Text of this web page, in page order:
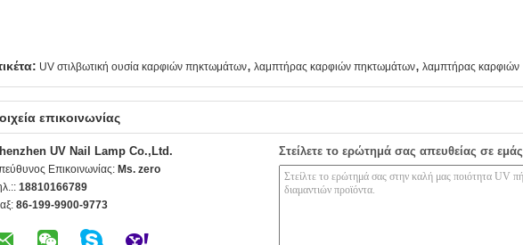
UV στιλβωτική ουσία καρφιών πηκτωμάτων, λαμπτήρας καρφιών πηκτωμάτων, λαμπτήρας καρφιών
επικοινωνίας
UV Nail Lamp Co.,Ltd.
Επικοινωνίας: Ms. zero
18810166789
86-199-9900-9773
Στείλετε το ερώτημά σας απευθείας σε εμάς